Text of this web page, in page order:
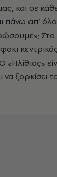
και σε
πάνω απ’
ξορκίσει